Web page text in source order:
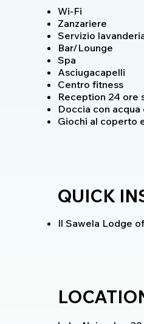
Wi-Fi
Zanzariere
Servizio
Bar/Lounge
Spa
Asciugacapelli
Centro fitness
Reception 24 ore
Doccia con acqua
Giochi al coperto
QUICK
Il Sawela Lodge